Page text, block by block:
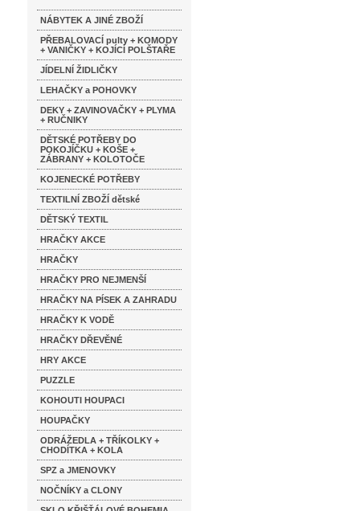
NÁBYTEK A JINÉ ZBOŽÍ
PŘEBALOVACÍ pulty + KOMODY
+ VANIČKY + KOJÍCÍ POLŠTAŘE
JÍDELNÍ ŽIDLIČKY
LEHAČKY a POHOVKY
DEKY + ZAVINOVAČKY + PLYMA
+ RUČNIKY
DĚTSKÉ POTŘEBY DO
POKOJÍČKU + KOŠE +
ZÁBRANY + KOLOTOČE
KOJENECKÉ POTŘEBY
TEXTILNÍ ZBOŽÍ dětské
DĚTSKÝ TEXTIL
HRAČKY AKCE
HRAČKY
HRAČKY PRO NEJMENŠÍ
HRAČKY NA PÍSEK A ZAHRADU
HRAČKY K VODĚ
HRAČKY DŘEVĚNÉ
HRY AKCE
PUZZLE
KOHOUTI HOUPACI
HOUPAČKY
ODRÁŽEDLA + TŘÍKOLKY +
CHODÍTKA + KOLA
SPZ a JMENOVKY
NOČNÍKY a CLONY